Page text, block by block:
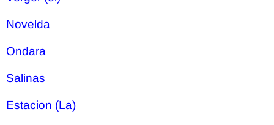
Novelda
Ondara
Salinas
Estacion (La)